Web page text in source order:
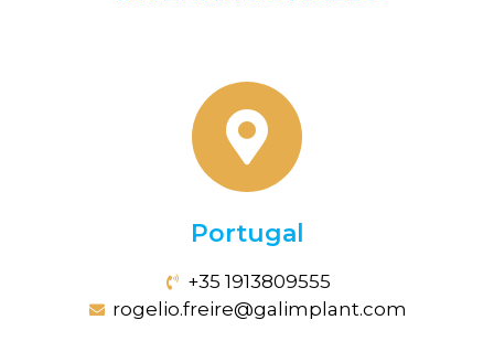
Portugal
+35 1913809555
rogelio.freire@galimplant.com